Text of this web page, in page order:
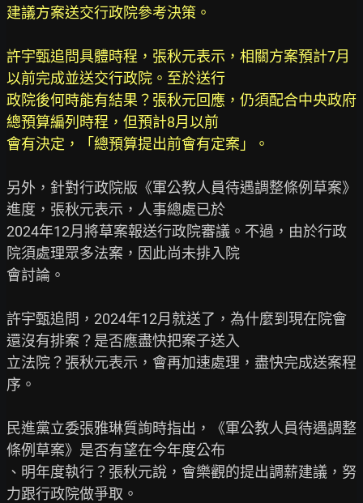
建議方案送交行政院參考決策。
許宇甄追問具體時程，張秋元表示，相關方案預計7月
以前完成並送交行政院。至於送行
政院後何時能有結果？張秋元回應，仍須配合中央政府
總預算編列時程，但預計8月以前
會有決定，「總預算提出前會有定案」。
另外，針對行政院版《軍公教人員待遇調整條例草案》
進度，張秋元表示，人事總處已於
2024年12月將草案報送行政院審議。不過，由於行政
院須處理眾多法案，因此尚未排入院
會討論。
許宇甄追問，2024年12月就送了，為什麼到現在院會
還沒有排案？是否應盡快把案子送入
立法院？張秋元表示，會再加速處理，盡快完成送案程
序。
民進黨立委張雅琳質詢時指出，《軍公教人員待遇調整
條例草案》是否有望在今年度公布
、明年度執行？張秋元說，會樂觀的提出調薪建議，努
力跟行政院做爭取。